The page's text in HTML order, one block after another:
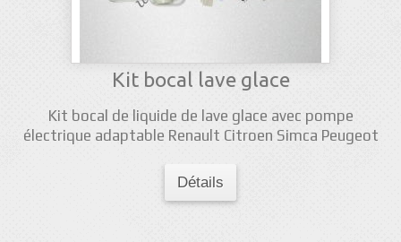
Kit bocal lave glace
Kit bocal de liquide de lave glace avec pompe
électrique adaptable Renault Citroen Simca Peugeot
Détails